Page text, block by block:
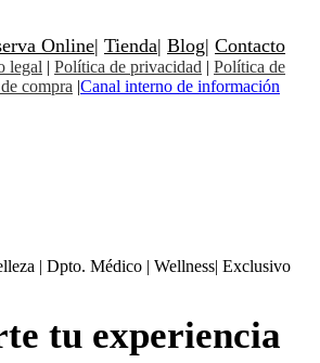
Online| Tienda| Blog| Contacto
legal | Política de privacidad | Política de
compra |Canal interno de información
| Dpto. Médico | Wellness| Exclusivo
tu experiencia